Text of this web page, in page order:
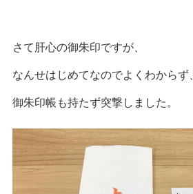
さて肝心の御朱印ですが、
なんせはじめてなのでよくわからず、
御朱印帳も持たず突撃しました。